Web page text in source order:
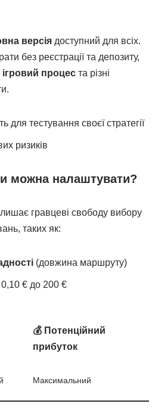
версія доступний для всіх.
без реєстрації та депозиту,
ігровий процес та різні
для тестування своєї стратегії
ризиків
можна налаштувати?
гравцеві свободу вибору
таких як:
(довжина маршруту)
0,10 € до 200 €
💰 Потенційний
прибуток
Максимальний